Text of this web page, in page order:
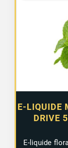
E-LIQUIDE
DRIVE
E-liquide